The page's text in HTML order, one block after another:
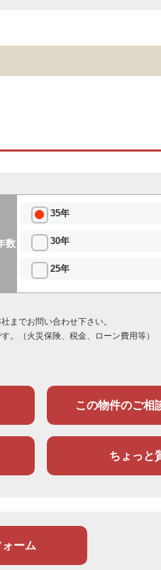
数
35年
30年
25年
までお問い合わせ下さい。
。（火災保険、税金、ローン費用等）
この物件のご相
ちょっと
ーム